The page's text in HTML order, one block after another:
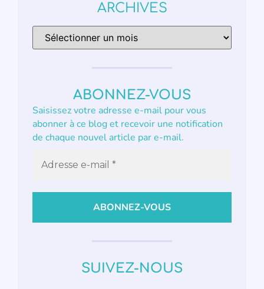
ARCHIVES
ABONNEZ-VOUS
Saisissez votre adresse e-mail pour vous
abonner à ce blog et recevoir une notification
de chaque nouvel article par e-mail.
SUIVEZ-NOUS